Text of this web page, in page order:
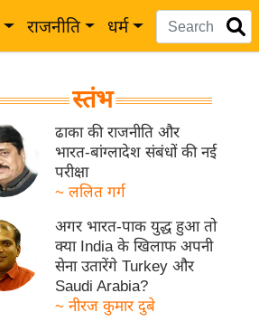
राजनीति धर्म
स्तंभ
ढाका की राजनीति और
भारत-बांग्लादेश संबंधों की नई
परीक्षा
~ ललित गर्ग
अगर भारत-पाक युद्ध हुआ तो
क्या India के खिलाफ अपनी
सेना उतारेंगे Turkey और
Saudi Arabia?
~ नीरज कुमार दुबे